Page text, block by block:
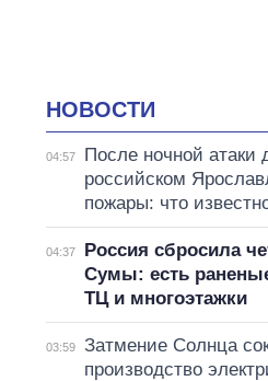
НОВОСТИ
04:57
После ночной атаки
российском
пожары: что
04:37
Россия сбросила
Сумы: есть
ТЦ и многоэтажки
03:59
Затмение Солнца
производство